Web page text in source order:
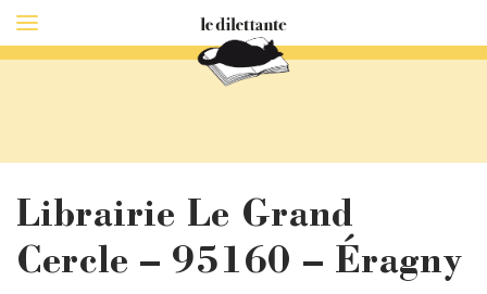
Librairie Le Grand
Cercle – 95160 – Éragny